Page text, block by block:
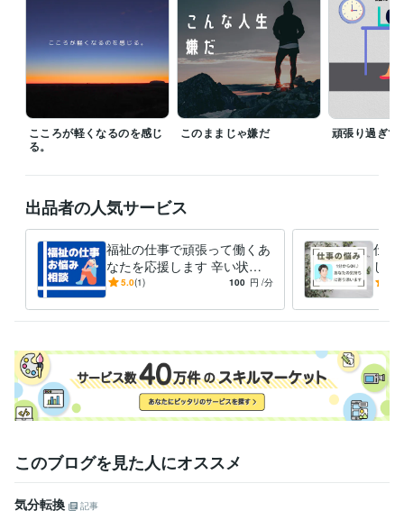
産業カウンセラー 取得年 : 2013年
社会福祉士 取得年 : 2015年
精神保健福祉士 取得年 : 2017年
カウンセリング・相談支援:15年
福祉・精神保健に関する経験・知識:15年
得意分野
悩み相談・カウンセリング メンタルヘルス・生き方相談
福祉相談 愚痴聴き、傾聴
メンタルヘルス 仕事 hsp 福祉 傾聴 人間関係 不安
恋愛
結婚
片頭痛
学習指導・資格・キャリア相談 働き方相談 福祉の資格相談
キャリア 仕事
こころが軽くなるのを感じ
る。
このままじゃ嫌だ 頑張り過ぎて
出品者の人気サービス
福祉の仕事で頑張って働くあ
なたを応援します 辛い状況
から抜け出して、新たな人生
5.0(1) 100 円 /分
仕事
し
んか
このブログを見た人にオススメ
気分転換
記事